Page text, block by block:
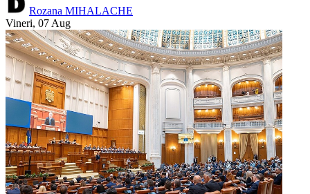
Rozana MIHALACHE
Vineri, 07 Aug